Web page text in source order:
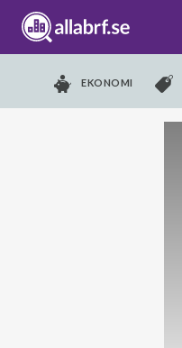
EKONOMI